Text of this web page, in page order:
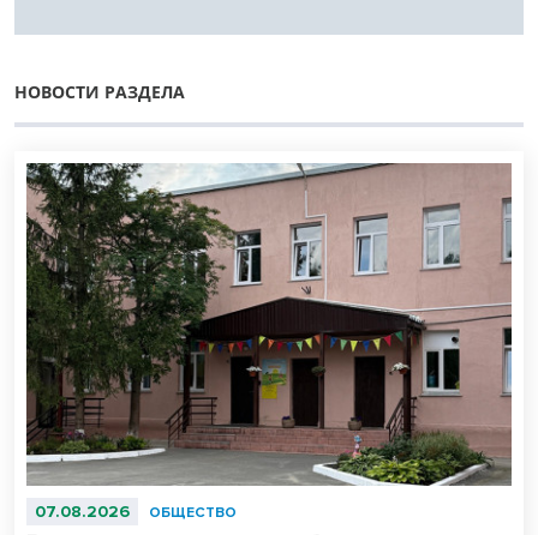
НОВОСТИ РАЗДЕЛА
07.08.2026 ОБЩЕСТВО